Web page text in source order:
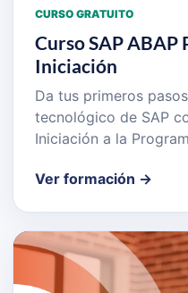
CURSO GRATUITO
Curso SAP ABAP
Iniciación
Da tus primeros
tecnológico de SAP
Iniciación a la
Ver formación →